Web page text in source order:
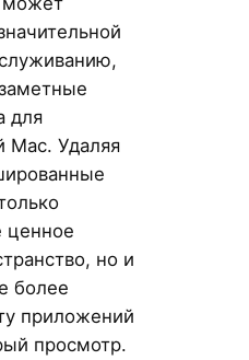
для
Mac. Удаляя
ценное
но и
более
приложений
просмотр.